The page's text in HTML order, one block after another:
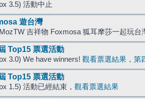
3.5) 活動中止
遊台灣
吉祥物 Foxmosa 狐耳摩莎一起玩台
Top15 票選活動
3.0) We have winners! 觀看票選結果 ， 第
Top15 票選活動
1.5) 活動已經結束， 觀看票選結果